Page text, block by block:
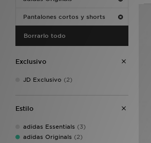
Pantalones cortos y shorts
Borrarlo todo
Exclusivo
JD Exclusivo (2)
Estilo
adidas Essentials (3)
adidas Originals (2)